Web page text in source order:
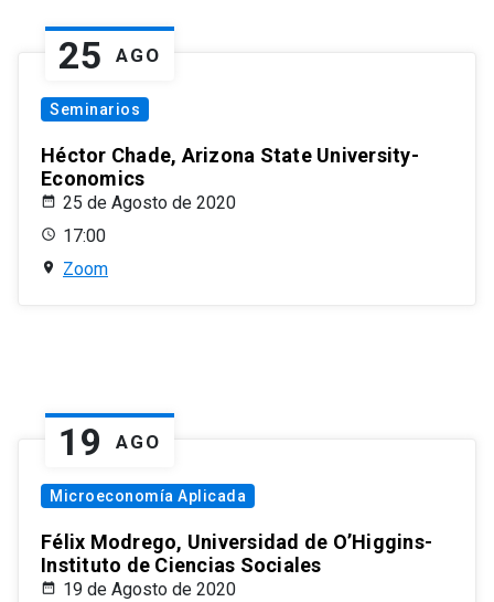
25 AGO
Seminarios
Héctor Chade, Arizona State University-
Economics
25 de Agosto de 2020
17:00
Zoom
19 AGO
Microeconomía Aplicada
Félix Modrego, Universidad de O’Higgins-
Instituto de Ciencias Sociales
19 de Agosto de 2020